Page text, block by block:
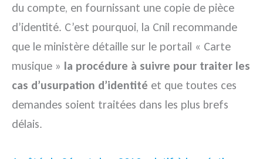
du compte, en fournissant une copie de pièce
d’identité. C’est pourquoi, la Cnil recommande
que le ministère détaille sur le portail « Carte
musique » la procédure à suivre pour traiter les
cas d’usurpation d’identité et que toutes ces
demandes soient traitées dans les plus brefs
délais.